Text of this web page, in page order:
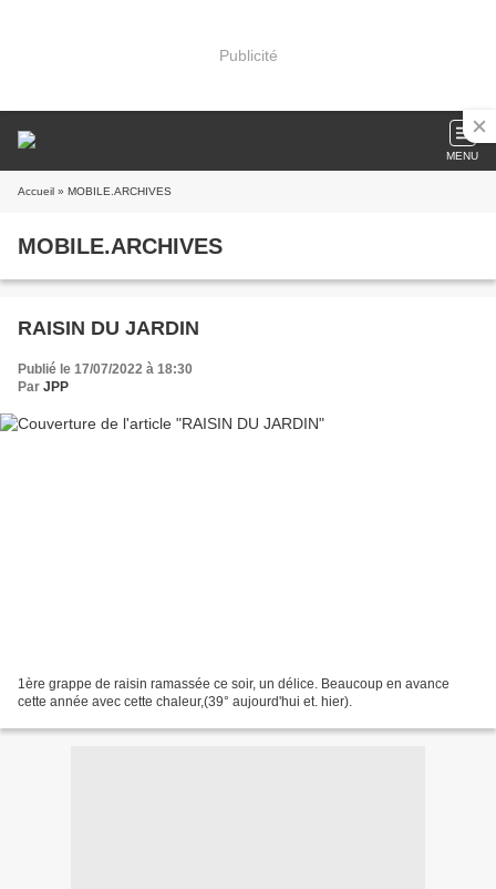
Publicité
MENU
Accueil » MOBILE.ARCHIVES
MOBILE.ARCHIVES
RAISIN DU JARDIN
Publié le 17/07/2022 à 18:30
Par JPP
1ère grappe de raisin ramassée ce soir, un délice. Beaucoup en avance
cette année avec cette chaleur,(39° aujourd'hui et. hier).